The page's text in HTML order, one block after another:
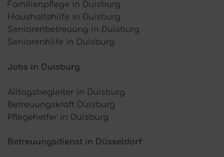
Familienpflege in Duisburg
Haushaltshilfe in Duisburg
Seniorenbetreuung in Duisburg
Seniorenhilfe in Duisburg
Jobs in Duisburg
Alltagsbegleiter in Duisburg
Betreuungskraft Duisburg
Pflegehelfer in Duisburg
Betreuungsdienst in Düsseldorf